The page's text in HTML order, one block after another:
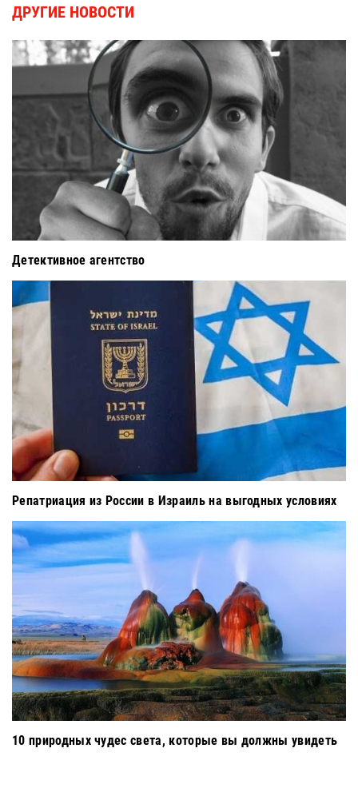
ДРУГИЕ НОВОСТИ
Детективное агентство
Репатриация из России в Израиль на выгодных условиях
10 природных чудес света, которые вы должны увидеть